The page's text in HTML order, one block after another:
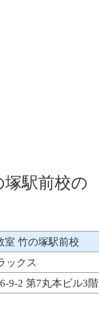
塚駅前校の
室 竹の塚駅前校
ックス
9-2 第7丸本ビル3階